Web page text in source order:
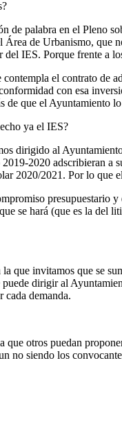
de palabra en el
de Urbanismo, que
IES. Porque frente
el contrato
con esa
que el Ayuntamiento
ya el IES?
dirigido al
2020 adscribieran
2020/2021. Por lo
se hará (que es la
que invitamos que se
dirigir al
cada demanda.
que otros puedan
siendo los